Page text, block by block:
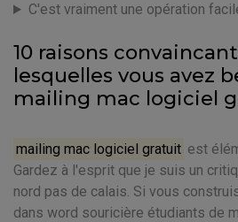
C'est vraiment une opération
10 raisons
lesquelles vous avez
mailing mac logiciel
mailing mac logiciel gratuit est
Gardez à l'esprit que je suis un
nord pas de calais. Si vous
dans word souricière étudiants de